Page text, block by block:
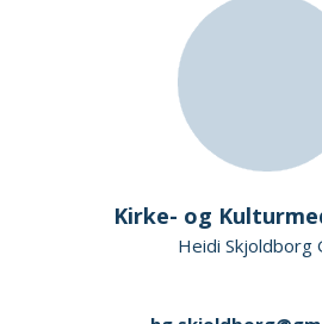
Kirke- og
Heidi Skjoldborg